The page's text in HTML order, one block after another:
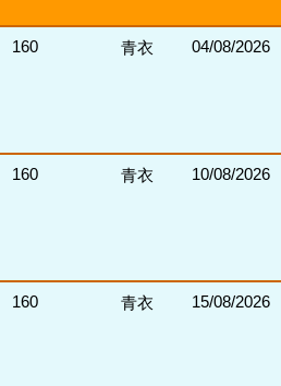
160 青衣 04/08/2026
160 青衣 10/08/2026
160 青衣 15/08/2026